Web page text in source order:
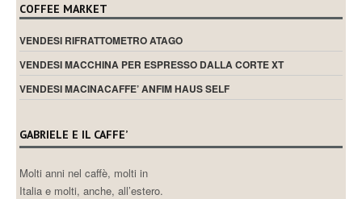
COFFEE MARKET
VENDESI RIFRATTOMETRO ATAGO
VENDESI MACCHINA PER ESPRESSO DALLA CORTE XT
VENDESI MACINACAFFE’ ANFIM HAUS SELF
GABRIELE E IL CAFFE’
Molti anni nel caffè, molti in
Italia e molti, anche, all’estero.